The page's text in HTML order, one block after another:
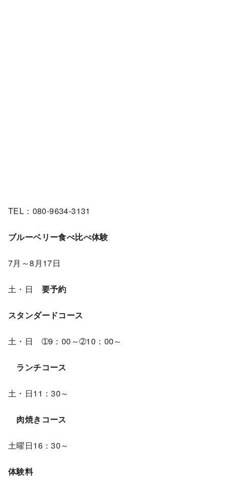
TEL：080-9634-3131
ブルーベリー食べ比べ体験
7月～8月17日
土・日 要予約
スタンダードコース
土・日 ➀9：00～➁10：00～
ランチコース
土・日11：30～
肉焼きコース
土曜日16：30～
体験料